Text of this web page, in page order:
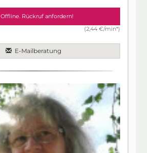
Offline. Rückruf anfordern!
(2,44 €/min*)
E-Mailberatung